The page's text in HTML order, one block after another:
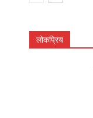
लोकप्रिय